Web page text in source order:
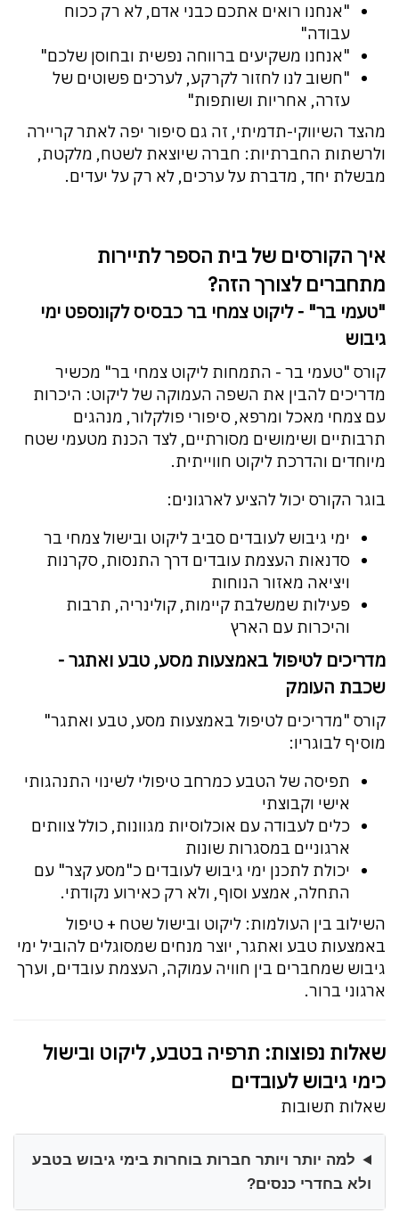
"אנחנו רואים אתכם כבני אדם, לא רק ככוח
עבודה"
"אנחנו משקיעים ברווחה נפשית ובחוסן שלכם"
"חשוב לנו לחזור לקרקע, לערכים פשוטים של
עזרה, אחריות ושותפות"
מהצד השיווקי-תדמיתי, זה גם סיפור יפה לאתר קריירה
ולרשתות החברתיות: חברה שיוצאת לשטח, מלקטת,
מבשלת יחד, מדברת על ערכים, לא רק על יעדים.
איך הקורסים של בית הספר לתיירות
מתחברים לצורך הזה?
"טעמי בר" - ליקוט צמחי בר כבסיס לקונספט ימי
גיבוש
קורס "טעמי בר - התמחות ליקוט צמחי בר" מכשיר
מדריכים להבין את השפה העמוקה של ליקוט: היכרות
עם צמחי מאכל ומרפא, סיפורי פולקלור, מנהגים
תרבותיים ושימושים מסורתיים, לצד הכנת מטעמי שטח
מיוחדים והדרכת ליקוט חווייתית.
בוגר הקורס יכול להציע לארגונים:
ימי גיבוש לעובדים סביב ליקוט ובישול צמחי בר
סדנאות העצמת עובדים דרך התנסות, סקרנות
ויציאה מאזור הנוחות
פעילות שמשלבת קיימות, קולינריה, תרבות
והיכרות עם הארץ
מדריכים לטיפול באמצעות מסע, טבע ואתגר -
שכבת העומק
קורס "מדריכים לטיפול באמצעות מסע, טבע ואתגר"
מוסיף לבוגריו:
תפיסה של הטבע כמרחב טיפולי לשינוי התנהגותי
אישי וקבוצתי
כלים לעבודה עם אוכלוסיות מגוונות, כולל צוותים
ארגוניים במסגרות שונות
יכולת לתכנן ימי גיבוש לעובדים כ"מסע קצר" עם
התחלה, אמצע וסוף, ולא רק כאירוע נקודתי.
השילוב בין העולמות: ליקוט ובישול שטח + טיפול
באמצעות טבע ואתגר, יוצר מנחים שמסוגלים להוביל ימי
גיבוש שמחברים בין חוויה עמוקה, העצמת עובדים, וערך
ארגוני ברור.
שאלות נפוצות: תרפיה בטבע, ליקוט ובישול
כימי גיבוש לעובדים
שאלות תשובות
למה יותר ויותר חברות בוחרות בימי גיבוש בטבע
ולא בחדרי כנסים?